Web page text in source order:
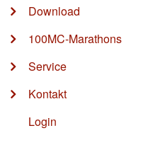
Download
100MC-Marathons
Service
Kontakt
Login